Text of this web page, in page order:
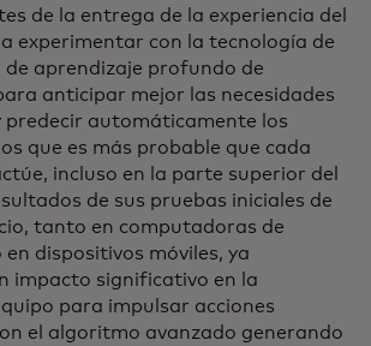
de la entrega de la experiencia del
experimentar con la tecnología de
de aprendizaje profundo de
anticipar mejor las necesidades
predecir automáticamente los
que es más probable que cada
incluso en la parte superior del
de sus pruebas iniciales de
tanto en computadoras de
dispositivos móviles, ya
impacto significativo en la
para impulsar acciones
el algoritmo avanzado generando